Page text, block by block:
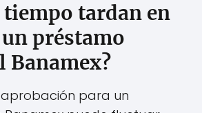
tiempo tardan en
préstamo
Banamex?
aprobación para un